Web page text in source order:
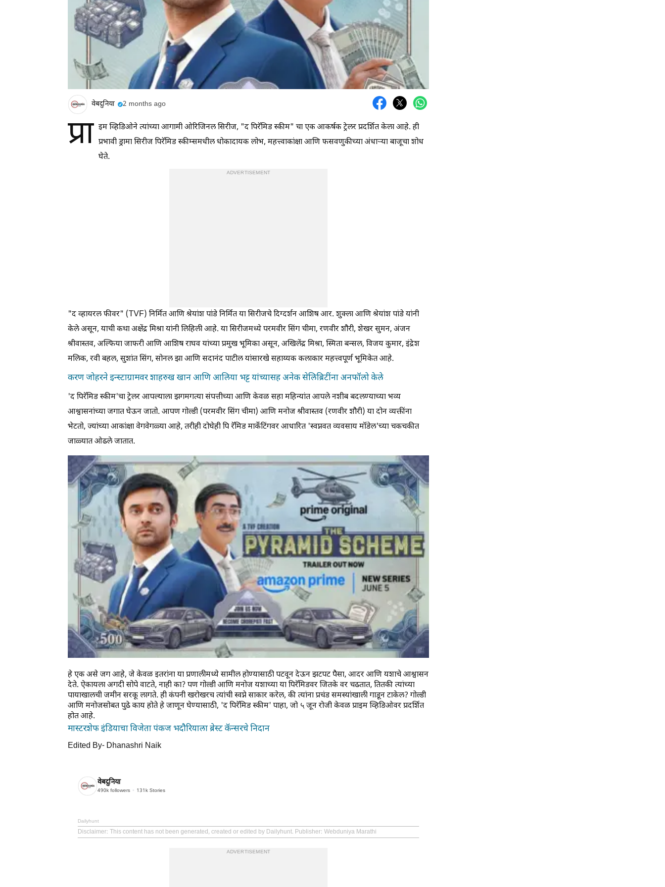
वेबदुनिया 2 months ago
प्रा इम व्हिडिओने त्यांच्या आगामी ओरिजिनल सिरीज, "द पिरॅमिड स्कीम" चा एक आकर्षक ट्रेलर प्रदर्शित केला आहे. ही
प्रभावी ड्रामा सिरीज पिरॅमिड स्कीम्समधील धोकादायक लोभ, महत्त्वाकांक्षा आणि फसवणुकीच्या अंधाऱ्या बाजूचा शोध
घेते.
ADVERTISEMENT
"द व्हायरल फीवर" (TVF) निर्मित आणि श्रेयांश पांडे निर्मित या सिरीजचे दिग्दर्शन आशिष आर. शुक्ला आणि श्रेयांश पांडे यांनी
केले असून, याची कथा अक्षेंद्र मिश्रा यांनी लिहिली आहे. या सिरीजमध्ये परमवीर सिंग चीमा, रणवीर शौरी, शेखर सुमन, अंजन
श्रीवास्तव, अल्फिया जाफरी आणि आशिष राघव यांच्या प्रमुख भूमिका असून, अखिलेंद्र मिश्रा, स्मिता बन्सल, विजय कुमार, इंद्रेश
मलिक, रवी बहल, सुशांत सिंग, सोनल झा आणि सदानंद पाटील यांसारखे सहाय्यक कलाकार महत्त्वपूर्ण भूमिकेत आहे.
करण जोहरने इन्स्टाग्रामवर शाहरुख खान आणि आलिया भट्ट यांच्यासह अनेक सेलिब्रिटींना अनफॉलो केले
'द पिरॅमिड स्कीम'चा ट्रेलर आपल्याला झगमगत्या संपत्तीच्या आणि केवळ सहा महिन्यांत आपले नशीब बदलण्याच्या भव्य
आश्वासनांच्या जगात घेऊन जातो. आपण गोल्डी (परमवीर सिंग चीमा) आणि मनोज श्रीवास्तव (रणवीर शौरी) या दोन व्यक्तींना
भेटतो, ज्यांच्या आकांक्षा वेगवेगळ्या आहे, तरीही दोघेही पि रॅमिड मार्केटिंगवर आधारित 'स्वप्नवत व्यवसाय मॉडेल'च्या चकचकीत
जाळ्यात ओढले जातात.
हे एक असे जग आहे, जे केवळ इतरांना या प्रणालीमध्ये सामील होण्यासाठी पटवून देऊन झटपट पैसा, आदर आणि यशाचे आश्वासन
देते. ऐकायला अगदी सोपे वाटते, नाही का? पण गोल्डी आणि मनोज यशाच्या या पिरॅमिडवर जितके वर चढतात, तितकी त्यांच्या
पायाखालची जमीन सरकू लागते. ही कंपनी खरोखरच त्यांची स्वप्ने साकार करेल, की त्यांना प्रचंड समस्यांखाली गाडून टाकेल? गोल्डी
आणि मनोजसोबत पुढे काय होते हे जाणून घेण्यासाठी, 'द पिरॅमिड स्कीम' पाहा, जो ५ जून रोजी केवळ प्राइम व्हिडिओवर प्रदर्शित
होत आहे.
मास्टरशेफ इंडियाचा विजेता पंकज भदौरियाला ब्रेस्ट कॅन्सरचे निदान
Edited By- Dhanashri Naik
वेबदुनिया
490k followers 131k Stories
Dailyhunt
Disclaimer: This content has not been generated, created or edited by Dailyhunt. Publisher: Webduniya Marathi
ADVERTISEMENT